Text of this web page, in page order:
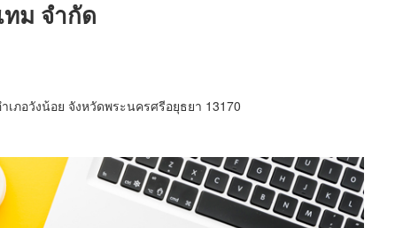
ม จำกัด
ภอวังน้อย จังหวัดพระนครศรีอยุธยา 13170